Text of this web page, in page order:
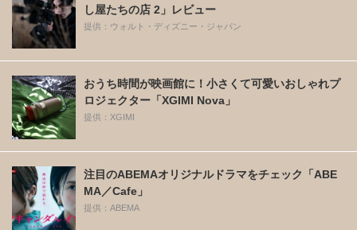
し屋たちの店 2」レビュー
提供：ウォルト・ディズニー・ジャパン
おうち時間が映画館に！小さくて可愛いおしゃれプ
ロジェクター「XGIMI Nova」
提供：XGIMI
注目のABEMAオリジナルドラマをチェック「ABE
MA／Cafe」
提供：ABEMA